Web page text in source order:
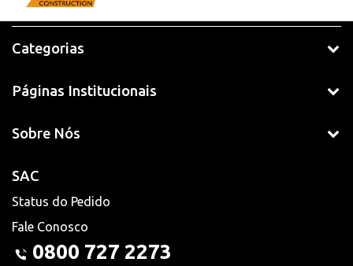
Categorias
Páginas Institucionais
Sobre Nós
SAC
Status do Pedido
Fale Conosco
0800 727 2273